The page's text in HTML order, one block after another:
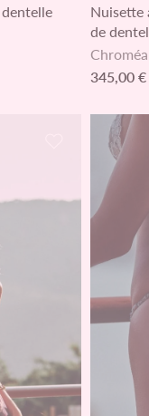
Nuisette
de
Chroméa
345,00 €
Ajouter à la